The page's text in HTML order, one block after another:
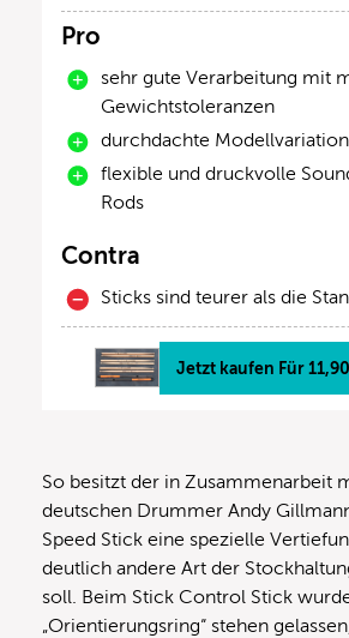
Pro
sehr gute Verarbeitung mit
Gewichtstoleranzen
durchdachte
flexible und druckvolle
Rods
Contra
Sticks sind teurer als die
Jetzt kaufen Für
So besitzt der in Zusammenarbeit
deutschen Drummer Andy
Speed Stick eine spezielle
deutlich andere Art der
soll. Beim Stick Control Stick
„Orientierungsring“ stehen